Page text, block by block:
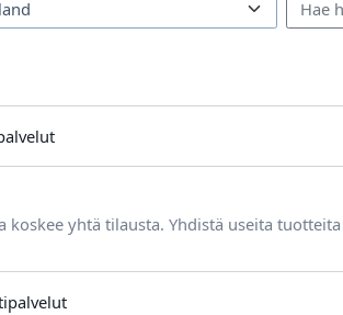
koskee yhtä tilausta. Yhdistä useita